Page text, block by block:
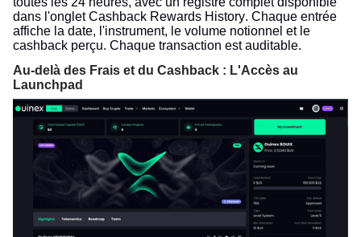
dans l'onglet Cashback Rewards History. Chaque entrée
affiche la date, l'instrument, le volume notionnel et le
cashback perçu. Chaque transaction est auditable.
Au-delà des Frais et du Cashback : L'Accès au
Launchpad